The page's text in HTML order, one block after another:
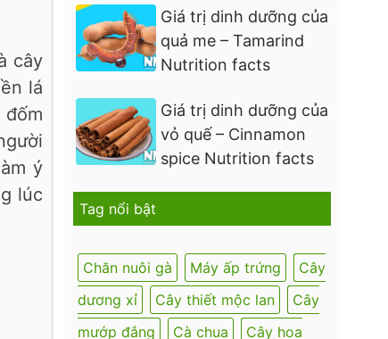
cây
lá
đốm
ý
lúc
Giá trị dinh dưỡng của
quả me – Tamarind
Nutrition facts
Giá trị dinh dưỡng của
vỏ quế – Cinnamon
spice Nutrition facts
Tag nổi bật
Chăn nuôi gà Máy ấp trứng
Cây
dương xỉ
Cây thiết mộc lan
Cây
mướp đắng
Cà chua
Cây hoa